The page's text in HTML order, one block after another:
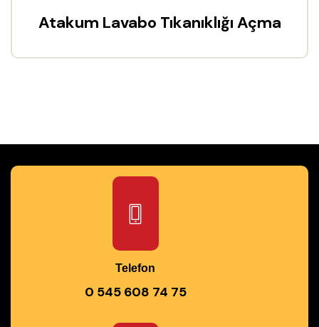
Atakum Lavabo Tıkanıklığı Açma
Telefon
0 545 608 74 75